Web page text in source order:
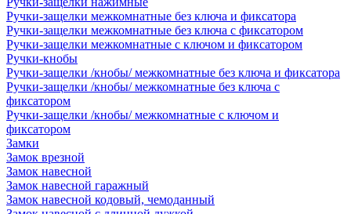
Ручки-защелки межкомнатные без ключа и фиксатора
Ручки-защелки межкомнатные без ключа с фиксатором
Ручки-защелки межкомнатные с ключом и фиксатором
Ручки-кнобы
Ручки-защелки /кнобы/ межкомнатные без ключа и фиксатора
Ручки-защелки /кнобы/ межкомнатные без ключа с
фиксатором
Ручки-защелки /кнобы/ межкомнатные с ключом и
фиксатором
Замки
Замок врезной
Замок навесной
Замок навесной гаражный
Замок навесной кодовый, чемоданный